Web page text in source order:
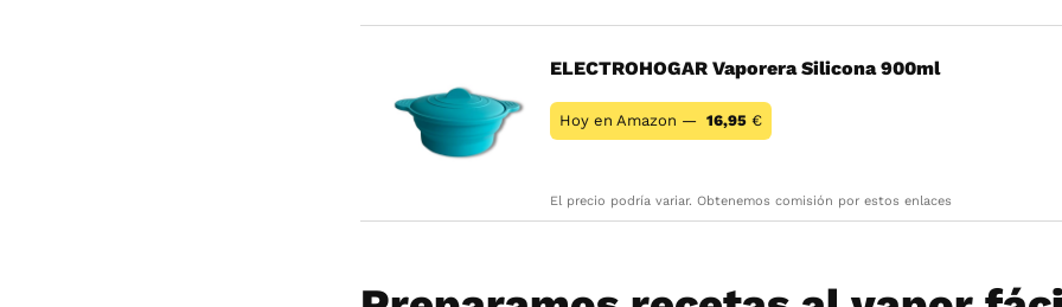
ELECTROHOGAR Vaporera Silicona 900ml
Hoy en Amazon — 16,95 €
El precio podría variar. Obtenemos comisión por estos enlaces